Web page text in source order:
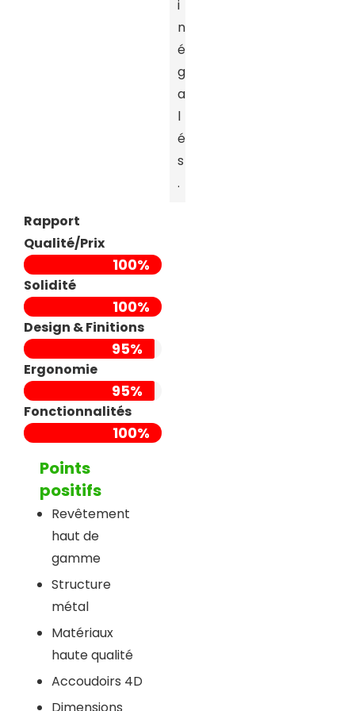
i
n
é
g
a
l
é
s
.
Rapport
Qualité/Prix
100%
Solidité
100%
Design & Finitions
95%
Ergonomie
95%
Fonctionnalités
100%
Points
positifs
Revêtement
haut de
gamme
Structure
métal
Matériaux
haute qualité
Accoudoirs 4D